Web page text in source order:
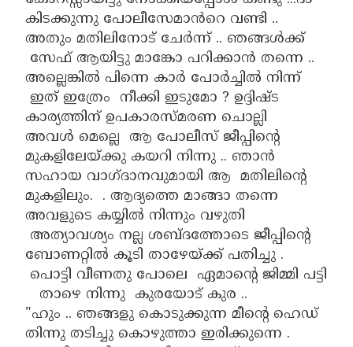
കിടക്കുന്നു പോലീസേമാൻറെ വണ്ടി ..
അതും മതിലിനോട് ചേർന്ന് .. ഞങ്ങൾക്ക്
സേഫ് ആയിട്ടു മാങ്കോ പറിക്കാൻ തന്നെ ..
അല്ലെങ്കിൽ പിന്നെ കാർ പോർച്ചിൽ നിന്ന്
ഇത് ഇത്രേം നീക്കി ഇടുമോ ? ഉദ്ദിഷ്ട
കാര്യത്തിന് ഉപകാരസ്മരണ ചൊല്ലി
അവൾ മെല്ലെ ആ പോലീസ് ജീപ്പിന്റെ
മുകളിലേയ്ക്കു കയറി നിന്നു .. ഞാൻ
സഹായ വാഗ്ദാനവുമായി ആ മതിലിന്റെ
മുകളിലും. . ആദ്യത്തെ മാങ്ങാ തന്നെ
അവളുടെ കയ്യിൽ നിന്നും വഴുതി
അത്യാവശ്യം നല്ല ശബ്ദത്തോടെ ജീപ്പിന്റെ
ബോണറ്റിൽ കൂടി താഴേയ്ക്ക് പതിച്ചു .
പൊട്ടി വീണതു പോലെ ഏമാന്റെ ജിമ്മി പട്ടി
താഴെ നിന്നു കുരയോട് കുര ..
"ഹും .. ഞങ്ങളു കൊടുക്കുന്ന മീന്റെ ഹെഡ്
തിന്നു തടിച്ചു കൊഴുത്താ ഇരിക്കുന്നെ .